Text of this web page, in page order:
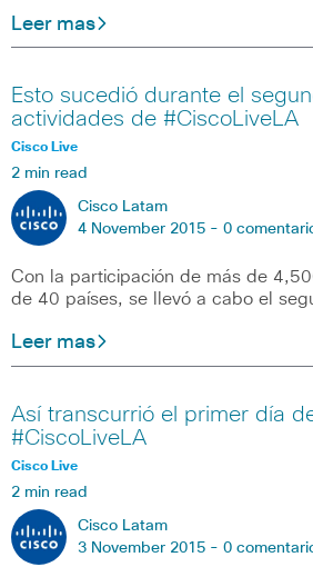
Leer mas
Esto sucedió durante el
actividades de #CiscoLiveLA
Cisco Live
2 min read
Cisco Latam
4 November 2015 - 0
Con la participación de más de
de 40 países, se llevó a cabo el
Leer mas
Así transcurrió el primer día
#CiscoLiveLA
Cisco Live
2 min read
Cisco Latam
3 November 2015 - 0